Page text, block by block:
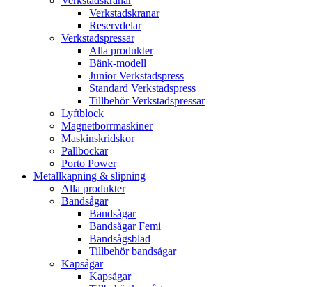
Verkstadskranar
Reservdelar
Verkstadspressar
Alla produkter
Bänk-modell
Junior Verkstadspress
Standard Verkstadspress
Tillbehör Verkstadspressar
Lyftblock
Magnetborrmaskiner
Maskinskridskor
Pallbockar
Porto Power
Metallkapning & slipning
Alla produkter
Bandsågar
Bandsågar
Bandsågar Femi
Bandsågsblad
Tillbehör bandsågar
Kapsågar
Kapsågar